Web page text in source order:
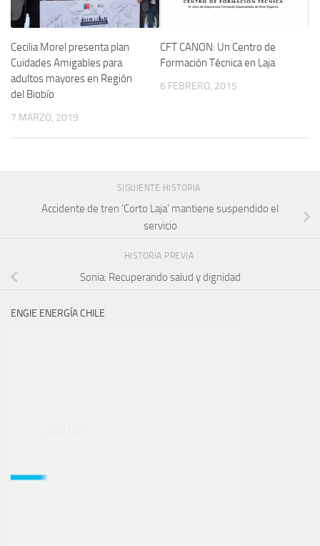
Cecilia Morel presenta plan
Cuidades Amigables para
adultos mayores en Región
del Biobío
7 MARZO, 2019
CFT CANON: Un Centro de
Formación Técnica en Laja
6 FEBRERO, 2015
SIGUIENTE HISTORIA
Accidente de tren ‘Corto Laja’ mantiene suspendido el
servicio
HISTORIA PREVIA
Sonia: Recuperando salud y dignidad
ENGIE ENERGÍA CHILE